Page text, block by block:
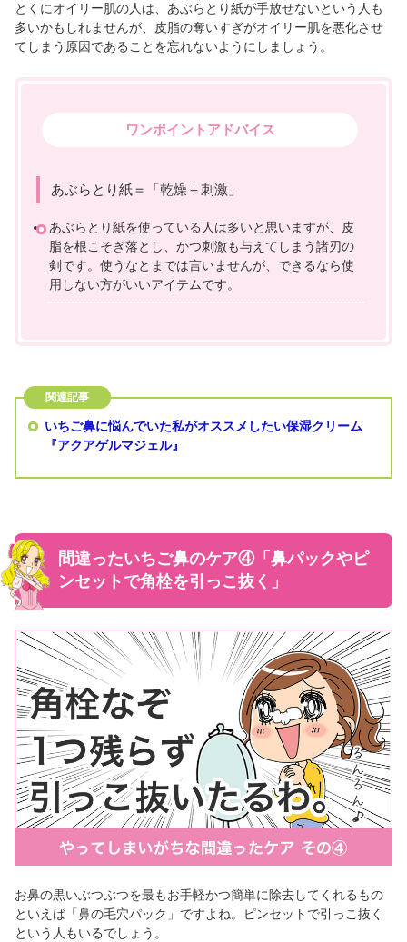
とくにオイリー肌の人は、あぶらとり紙が手放せないという人も
多いかもしれませんが、皮脂の奪いすぎがオイリー肌を悪化させ
てしまう原因であることを忘れないようにしましょう。
ワンポイントアドバイス
あぶらとり紙＝「乾燥＋刺激」
あぶらとり紙を使っている人は多いと思いますが、皮
脂を根こそぎ落とし、かつ刺激も与えてしまう諸刃の
剣です。使うなとまでは言いませんが、できるなら使
用しない方がいいアイテムです。
いちご鼻に悩んでいた私がオススメしたい保湿クリーム
『アクアゲルマジェル』
間違ったいちご鼻のケア④「鼻パックやピ
ンセットで角栓を引っこ抜く」
お鼻の黒いぶつぶつを最もお手軽かつ簡単に除去してくれるもの
といえば「鼻の毛穴パック」ですよね。ピンセットで引っこ抜く
という人もいるでしょう。